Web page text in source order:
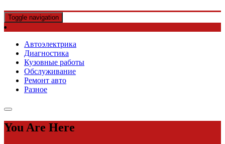
Toggle navigation
Автоэлектрика
Диагностика
Кузовные работы
Обслуживание
Ремонт авто
Разное
You Are Here